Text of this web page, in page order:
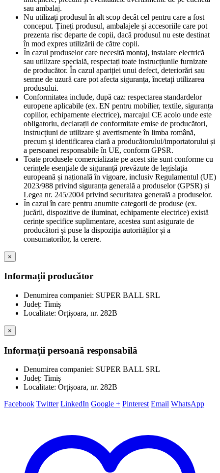
sau ambalaj.
Nu utilizați produsul în alt scop decât cel pentru care a fost
conceput. Țineți produsul, ambalajele și accesoriile care pot
prezenta risc departe de copii, dacă produsul nu este destinat
în mod expres utilizării de către copii.
În cazul produselor care necesită montaj, instalare electrică
sau utilizare specială, respectați toate instrucțiunile furnizate
de producător. În cazul apariției unui defect, deteriorări sau
semne de uzură care pot afecta siguranța, încetați utilizarea
produsului.
Conformitatea include, după caz: respectarea standardelor
europene aplicabile (ex. EN pentru mobilier, textile, siguranța
copiilor, echipamente electrice), marcajul CE acolo unde este
obligatoriu, declarații de conformitate emise de producători,
instrucțiuni de utilizare și avertismente în limba română,
precum și identificarea clară a producătorului/importatorului și
a persoanei responsabile în UE, conform GPSR.
Toate produsele comercializate pe acest site sunt conforme cu
cerințele esențiale de siguranță prevăzute de legislația
europeană și națională în vigoare, inclusiv Regulamentul (UE)
2023/988 privind siguranța generală a produselor (GPSR) și
Legea nr. 245/2004 privind securitatea generală a produselor.
În cazul în care pentru anumite categorii de produse (ex.
jucării, dispozitive de iluminat, echipamente electrice) există
cerințe specifice suplimentare, acestea sunt asigurate de
producători și puse la dispoziția autorităților și a
consumatorilor, la cerere.
×
Informații producător
Denumirea companiei: SUPER BALL SRL
Județ: Timiș
Localitate: Orțișoara, nr. 282B
×
Informații persoană responsabilă
Denumirea companiei: SUPER BALL SRL
Județ: Timiș
Localitate: Orțișoara, nr. 282B
Facebook Twitter LinkedIn Google + Pinterest Email WhatsApp